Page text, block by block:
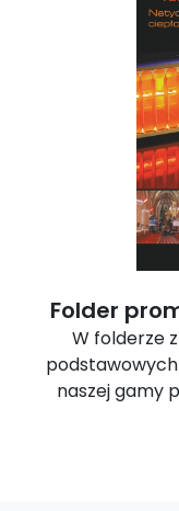
Folder
W folderze
naszej gamy